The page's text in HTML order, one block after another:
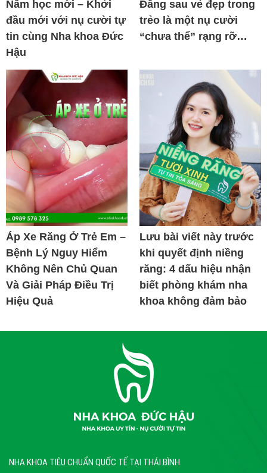
Năm học mới – Khởi
đầu mới với nụ cười tự
tin cùng Nha khoa Đức
Hậu
Đằng sau vẻ đẹp trong
trẻo là một nụ cười
“chưa thể” rạng rỡ…
Áp Xe Răng Ở Trẻ Em –
Bệnh Lý Nguy Hiểm
Không Nên Chủ Quan
Và Giải Pháp Điều Trị
Hiệu Quả
Lưu bài viết này trước
khi quyết định niềng
răng: 4 dấu hiệu nhận
biết phòng khám nha
khoa không đảm bảo
NHA KHOA TIÊU CHUẨN QUỐC TẾ TẠI THÁI BÌNH